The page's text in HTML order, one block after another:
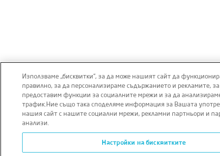
Използваме „бисквитки“, за да може нашият сайт да
правилно, за да персонализираме съдържанието и рекламите,
предоставим функции за социалните мрежи и за да
трафик.Ние също така споделяме информация за Вашата
нашия сайт с нашите социални мрежи, рекламни партньори и
анализи.
Настройки на бисквитките